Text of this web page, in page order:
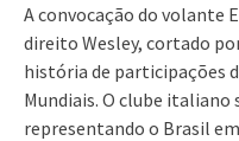
A convocação do volante
direito Wesley, cortado
história de participações
Mundiais. O clube italiano
representando o Brasil